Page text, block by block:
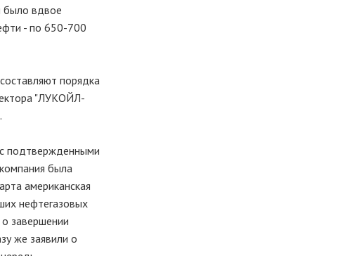
было вдвое
- по 650-700
порядка
"ЛУКОЙЛ-
подтвержденными
была
американская
нефтегазовых
завершении
же заявили о